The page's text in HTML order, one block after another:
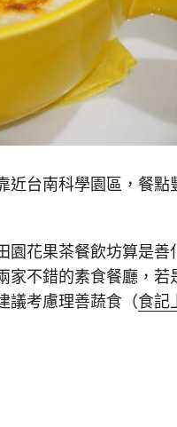
近台南科學園區，餐點
園花果茶餐飲坊算是善
家不錯的素食餐廳，若
議考慮理善蔬食（食記